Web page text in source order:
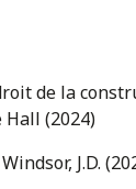
de la
Hall (2024)
J.D.